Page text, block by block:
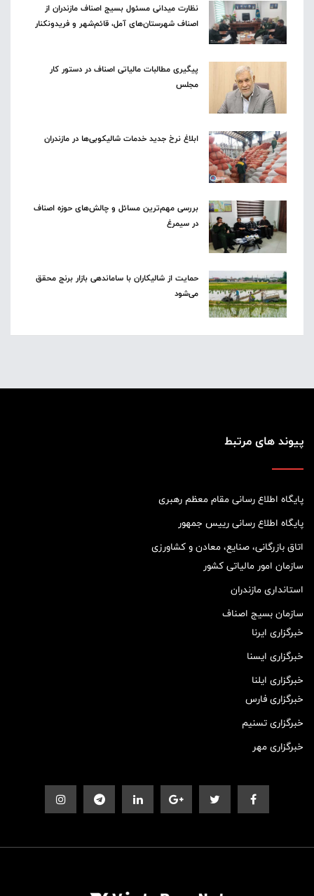
نظارت میدانی مسئول بسیج اصناف مازندران از
اصناف شهرستان‌های آمل، قائم‌شهر و فریدونکنار
پیگیری مطالبات مالیاتی اصناف در دستور کار
مجلس
ابلاغ نرخ جدید خدمات شالیکوبی‌ها در مازندران
بررسی مهم‌ترین مسائل و چالش‌های حوزه اصناف
در سیمرغ
حمایت از شالیکاران با ساماندهی بازار برنج محقق
می‌شود
پیوند های مرتبط
پایگاه اطلاع رسانی مقام معظم رهبری
پایگاه اطلاع رسانی رییس جمهور
اتاق بازرگانی، صنایع، معادن و کشاورزی
سازمان امور مالیاتی کشور
استانداری مازندران
سازمان بسیج اصناف
خبرگزاری ایرنا
خبرگزاری ایسنا
خبرگزاری ایلنا
خبرگزاری فارس
خبرگزاری تسنیم
خبرگزاری مهر